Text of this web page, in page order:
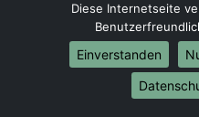
Umzug von Kassel nach
Umzug von Kassel nach
Umzug von Kassel nach
Umzug von Kassel nach
Umzug von Kassel nach
Diese Internetseite
Einverstanden